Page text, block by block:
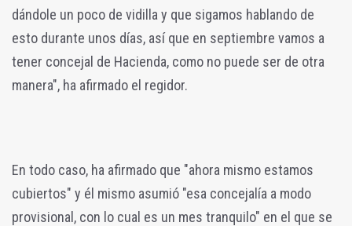
dándole un poco de vidilla y que sigamos hablando de
esto durante unos días, así que en septiembre vamos a
tener concejal de Hacienda, como no puede ser de otra
manera", ha afirmado el regidor.
En todo caso, ha afirmado que "ahora mismo estamos
cubiertos" y él mismo asumió "esa concejalía a modo
provisional, con lo cual es un mes tranquilo" en el que se